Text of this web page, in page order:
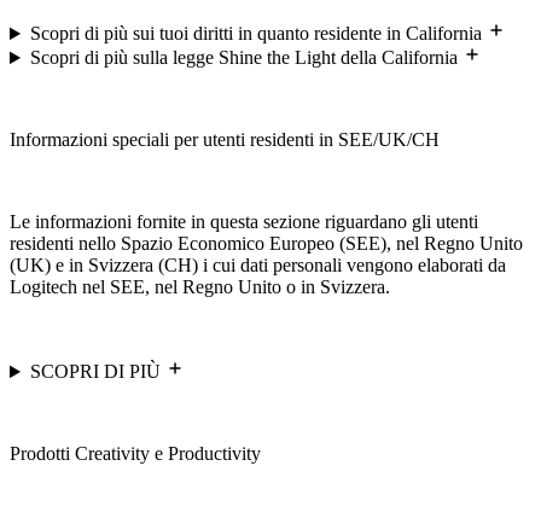
Scopri di più sui tuoi diritti in quanto residente in California
Scopri di più sulla legge Shine the Light della California
Informazioni speciali per utenti residenti in SEE/UK/CH
Le informazioni fornite in questa sezione riguardano gli utenti
residenti nello Spazio Economico Europeo (SEE), nel Regno Unito
(UK) e in Svizzera (CH) i cui dati personali vengono elaborati da
Logitech nel SEE, nel Regno Unito o in Svizzera.
SCOPRI DI PIÙ
Prodotti Creativity e Productivity